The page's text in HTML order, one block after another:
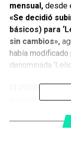
mensual,desde
«Se decidió
básicos) para
sin cambios»,
había
denominada
El INDEC
precios
meses.